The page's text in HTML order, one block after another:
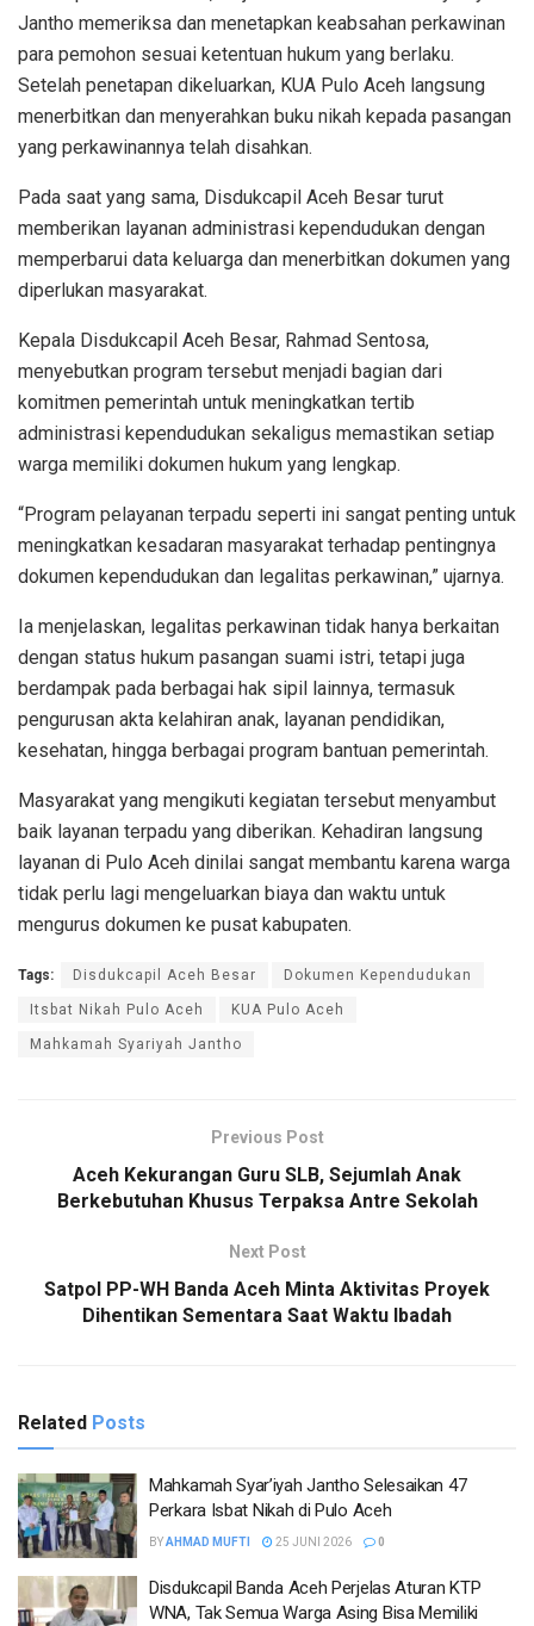
Jantho memeriksa dan menetapkan keabsahan perkawinan
para pemohon sesuai ketentuan hukum yang berlaku.
Setelah penetapan dikeluarkan, KUA Pulo Aceh langsung
menerbitkan dan menyerahkan buku nikah kepada pasangan
yang perkawinannya telah disahkan.
Pada saat yang sama, Disdukcapil Aceh Besar turut
memberikan layanan administrasi kependudukan dengan
memperbarui data keluarga dan menerbitkan dokumen yang
diperlukan masyarakat.
Kepala Disdukcapil Aceh Besar, Rahmad Sentosa,
menyebutkan program tersebut menjadi bagian dari
komitmen pemerintah untuk meningkatkan tertib
administrasi kependudukan sekaligus memastikan setiap
warga memiliki dokumen hukum yang lengkap.
“Program pelayanan terpadu seperti ini sangat penting untuk
meningkatkan kesadaran masyarakat terhadap pentingnya
dokumen kependudukan dan legalitas perkawinan,” ujarnya.
Ia menjelaskan, legalitas perkawinan tidak hanya berkaitan
dengan status hukum pasangan suami istri, tetapi juga
berdampak pada berbagai hak sipil lainnya, termasuk
pengurusan akta kelahiran anak, layanan pendidikan,
kesehatan, hingga berbagai program bantuan pemerintah.
Masyarakat yang mengikuti kegiatan tersebut menyambut
baik layanan terpadu yang diberikan. Kehadiran langsung
layanan di Pulo Aceh dinilai sangat membantu karena warga
tidak perlu lagi mengeluarkan biaya dan waktu untuk
mengurus dokumen ke pusat kabupaten.
Tags: Disdukcapil Aceh Besar Dokumen Kependudukan
Itsbat Nikah Pulo Aceh KUA Pulo Aceh
Mahkamah Syariyah Jantho
Previous Post
Aceh Kekurangan Guru SLB, Sejumlah Anak
Berkebutuhan Khusus Terpaksa Antre Sekolah
Next Post
Satpol PP-WH Banda Aceh Minta Aktivitas Proyek
Dihentikan Sementara Saat Waktu Ibadah
Related Posts
Mahkamah Syar’iyah Jantho Selesaikan 47
Perkara Isbat Nikah di Pulo Aceh
BYAHMAD MUFTI 25 JUNI 2026 0
Disdukcapil Banda Aceh Perjelas Aturan KTP
WNA, Tak Semua Warga Asing Bisa Memiliki